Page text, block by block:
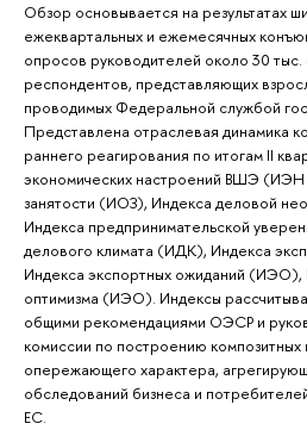
Обзор основывается на результатах
ежеквартальных и ежемесячных
опросов руководителей около 30 тыс.
респондентов, представляющих
проводимых Федеральной службой
Представлена отраслевая динамика
раннего реагирования по итогам II
экономических настроений ВШЭ
занятости (ИОЗ), Индекса деловой
Индекса предпринимательской
делового климата (ИДК), Индекса
Индекса экспортных ожиданий (ИЭО),
оптимизма (ИЭО). Индексы
общими рекомендациями ОЭСР и
комиссии по построению композитных
опережающего характера,
обследований бизнеса и
ЕС.